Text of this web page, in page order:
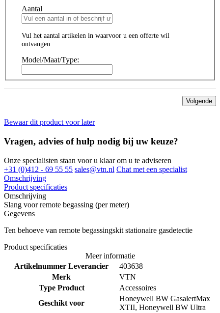
Aantal
Vul het aantal artikelen in waarvoor u een offerte wil
ontvangen
Model/Maat/Type:
Volgende
Bewaar dit product voor later
Vragen, advies of hulp nodig bij uw keuze?
Onze specialisten staan voor u klaar om u te adviseren
+31 (0)412 - 69 55 55 sales@vtn.nl Chat met een specialist
Omschrijving
Product specificaties
Omschrijving
Slang voor remote begassing (per meter)
Gegevens
Ten behoeve van remote begassingskit stationaire gasdetectie
Product specificaties
Meer informatie
Artikelnummer Leverancier
403638
Merk
VTN
Type Product
Accessoires
Geschikt voor
Honeywell BW GasalertMax
XTII, Honeywell BW Ultra